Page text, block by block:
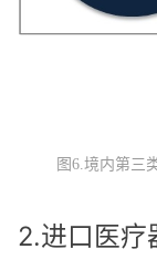
图6.境内第三
2.进口医疗